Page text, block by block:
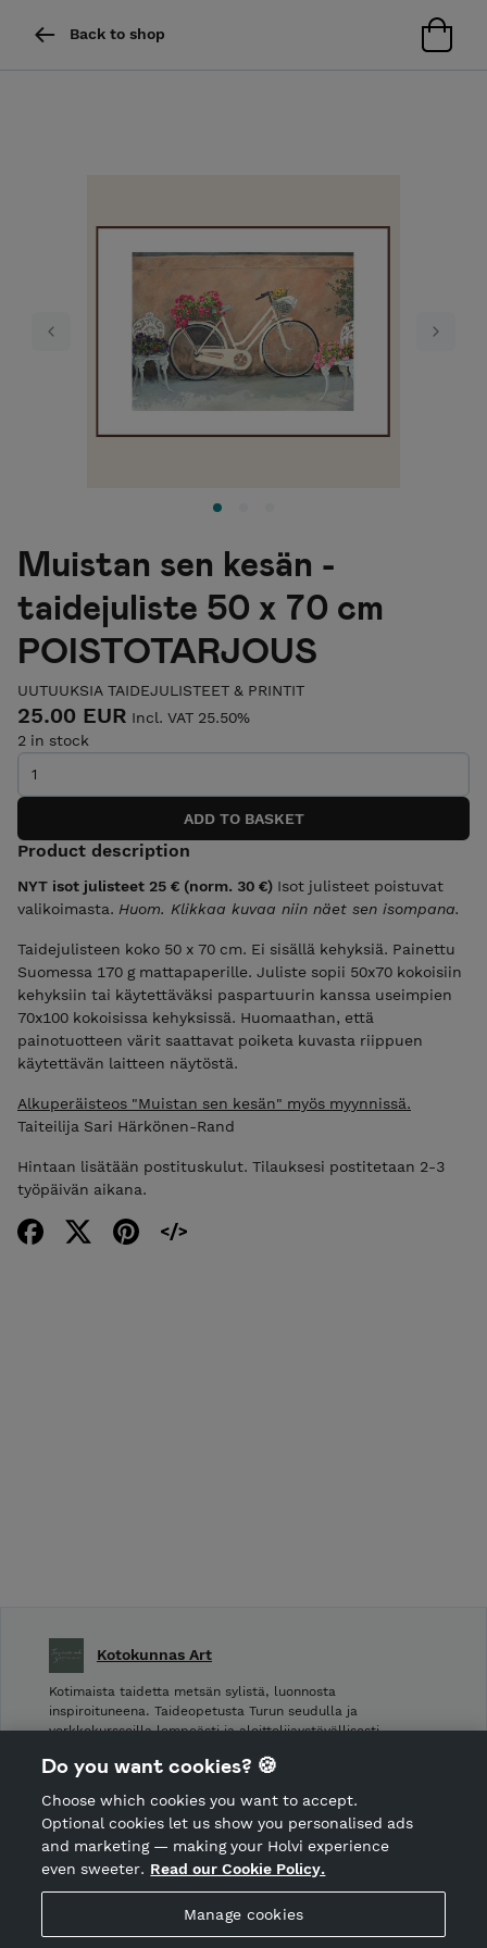
Back to shop
Previous Next
Muistan sen kesän -
taidejuliste 50 x 70 cm
POISTOTARJOUS
UUTUUKSIA TAIDEJULISTEET & PRINTIT
25.00 EUR Incl. VAT 25.50%
2 in stock
Product description
NYT isot julisteet 25 € (norm. 30 €) Isot julisteet poistuvat
valikoimasta. Huom. Klikkaa kuvaa niin näet sen isompana.
Taidejulisteen koko 50 x 70 cm. Ei sisällä kehyksiä. Painettu
Suomessa 170 g mattapaperille. Juliste sopii 50x70 kokoisiin
kehyksiin tai käytettäväksi paspartuurin kanssa useimpien
70x100 kokoisissa kehyksissä. Huomaathan, että
painotuotteen värit saattavat poiketa kuvasta riippuen
käytettävän laitteen näytöstä.
Alkuperäisteos "Muistan sen kesän" myös myynnissä.
Taiteilija Sari Härkönen-Rand
Hintaan lisätään postituskulut. Tilauksesi postitetaan 2-3
työpäivän aikana.
Hosted by Holvi
Holvi Payment Services Ltd is regulated by the Financial
Kotokunnas Art
Kotimaista taidetta metsän sylistä, luonnosta
inspiroituneena. Taideopetusta Turun seudulla ja
verkkokursseilla lempeästi ja aloittelijaystävällisesti.
Shop Terms and Conditions
CANCEL ORDER
Do you want cookies? 🍪
Choose which cookies you want to accept.
Optional cookies let us show you personalised ads
and marketing — making your Holvi experience
even sweeter. Read our Cookie Policy.
Manage cookies